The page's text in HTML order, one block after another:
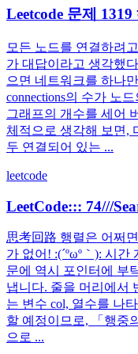
Leetcode 문제 1319
모든 노드를 연결하려
가 대답이라고 생각했
으면 네트워크를 하나
connections의 수가 노
그래프의 개수를 세어
체적으로 생각해 보면,
두 연결되어 있는 ...
leetcode
LeetCode::: 74///
思考回路 행렬은 어쩌
가 없어! :(´ºωº｀): 시
문에 역시 포인터에 부
냅니다. 줄을 머리에서
는 변수 col, 열수를 나
할 예정이므로, 「행중
으로 ...